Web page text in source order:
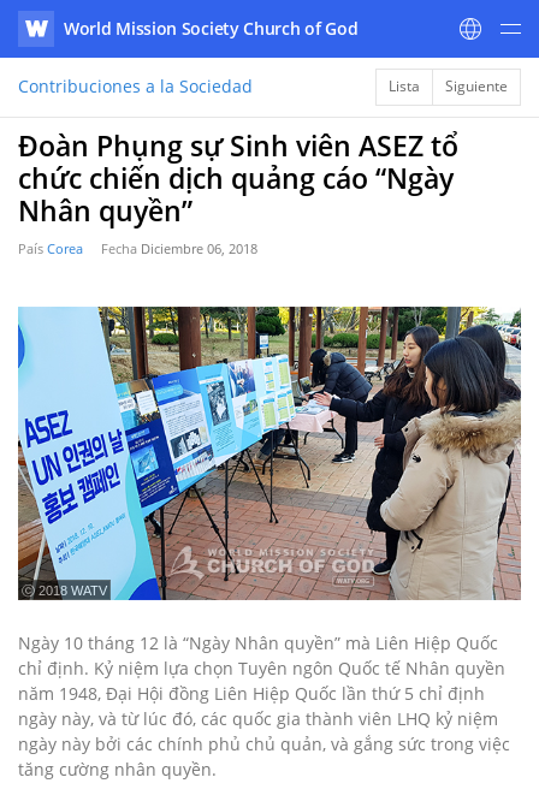
WATV
World Mission Society Church of God
Contribuciones a la Sociedad Lista Siguiente
Đoàn Phụng sự Sinh viên ASEZ tổ
chức chiến dịch quảng cáo “Ngày
Nhân quyền”
País Corea Fecha Diciembre 06, 2018
ⓒ 2018 WATV
Ngày 10 tháng 12 là “Ngày Nhân quyền” mà Liên Hiệp Quốc
chỉ định. Kỷ niệm lựa chọn Tuyên ngôn Quốc tế Nhân quyền
năm 1948, Đại Hội đồng Liên Hiệp Quốc lần thứ 5 chỉ định
ngày này, và từ lúc đó, các quốc gia thành viên LHQ kỷ niệm
ngày này bởi các chính phủ chủ quản, và gắng sức trong việc
tăng cường nhân quyền.